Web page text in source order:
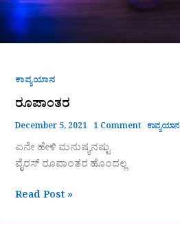
ಕಾವ್ಯಯಾನ
ರೂಪಾಂತರ
December 5, 2021 1 Comment ಕಾವ್ಯಯಾನ
ಏನೇ ಹೇಳಿ ಮನುಷ್ಯನಷ್ಟು
ವೈರಸ್ ರೂಪಾಂತರ ಹೊಂದಲ್ಲ
Read Post »